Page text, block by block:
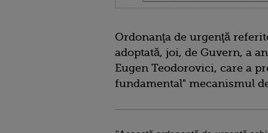
Ordonanţa de urgenţă
adoptată, joi, de Guvern, a
Eugen Teodorovici, care a
fundamental" mecanismul